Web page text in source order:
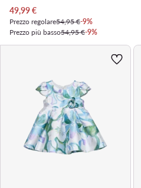
Prezzo attuale
49,99€
Prezzo regolare54,95 €-9%
Prezzo più basso54,95 €-9%